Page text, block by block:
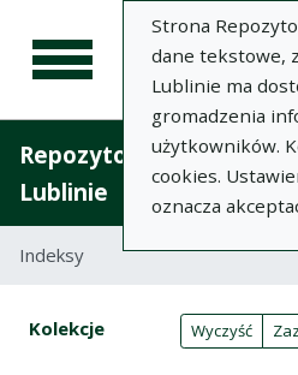
Strona
dane tekstowe,
Lublinie ma
gromadzenia
użytkowników.
cookies.
oznacza
Repozytorium
Lublinie
Indeksy
Akcje na kolekcjach Wyczyść
Kolekcje (automatyczne